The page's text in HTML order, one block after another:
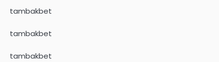
tambakbet
tambakbet
tambakbet